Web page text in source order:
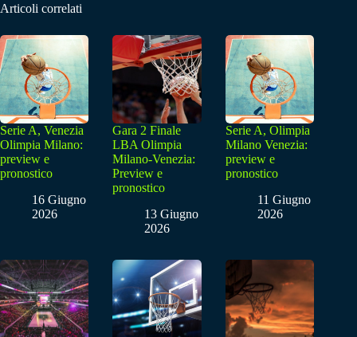
Articoli correlati
Serie A, Venezia
Olimpia Milano:
preview e
pronostico
16 Giugno
2026
Gara 2 Finale
LBA Olimpia
Milano-Venezia:
Preview e
pronostico
13 Giugno
2026
Serie A, Olimpia
Milano Venezia:
preview e
pronostico
11 Giugno
2026